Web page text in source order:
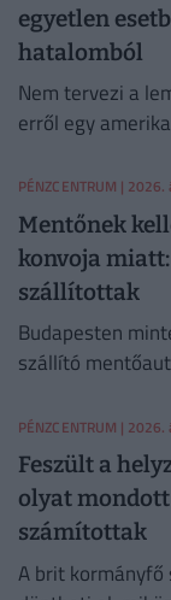
egyetlen
hatalomból
Nem tervezi a
erről egy
PÉNZCENTRUM | 2026.
Mentőnek
konvoja
szállítottak
Budapesten
szállító
PÉNZCENTRUM | 2026.
Feszült a
olyat
számítottak
A brit kormányfő